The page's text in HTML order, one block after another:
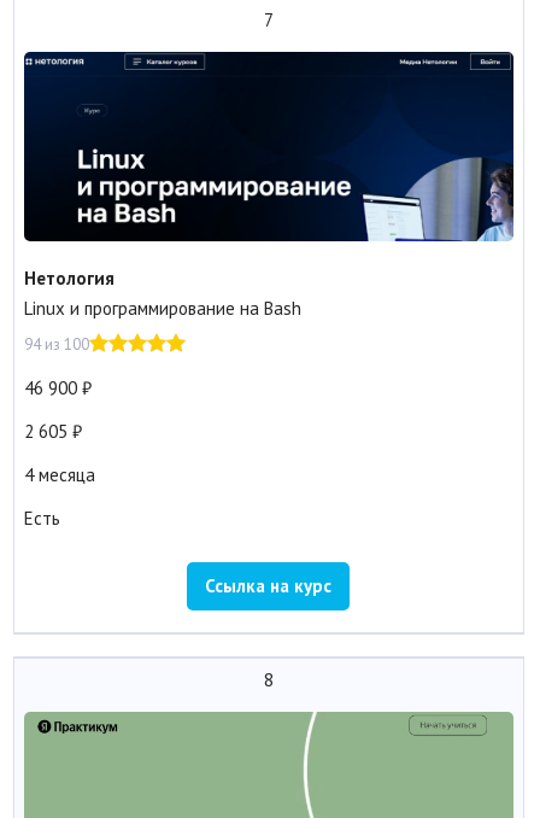
7
Нетология
Linux и программирование на Bash
94 из 100
46 900
2 605
4 месяца
Есть
Ссылка на курс
8